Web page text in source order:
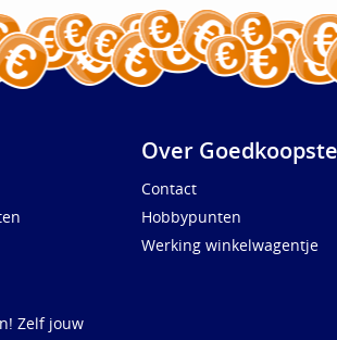
Zelf jouw
Over
Contact
Hobbypunten
Werking winkelwagentje